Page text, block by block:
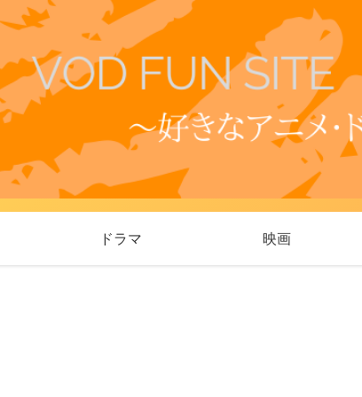
ドラマ 映画